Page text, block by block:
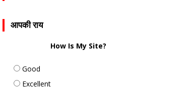
आपकी राय
How Is My Site?
Good
Excellent